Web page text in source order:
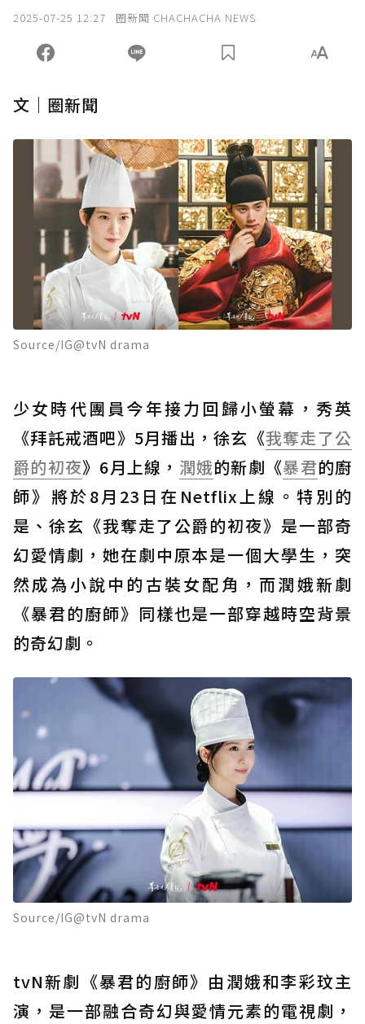
2025-07-25 12:27 圈新聞 CHACHACHA NEWS
文｜圈新聞
Source/IG@tvN drama
少女時代團員今年接力回歸小螢幕，秀英
《拜託戒酒吧》5月播出，徐玄《我奪走了公
爵的初夜》6月上線， 潤娥的新劇《暴君的廚
師》將於8月23日在Netflix上線。特別的
是、徐玄《我奪走了公爵的初夜》是一部奇
幻愛情劇，她在劇中原本是一個大學生，突
然成為小說中的古裝女配角，而潤娥新劇
《暴君的廚師》同樣也是一部穿越時空背景
的奇幻劇。
Source/IG@tvN drama
tvN新劇《暴君的廚師》由潤娥和李彩玟主
演，是一部融合奇幻與愛情元素的電視劇，